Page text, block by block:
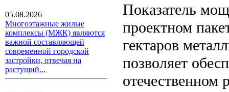
05.08.2026
Многоэтажные жилые
комплексы (МЖК) являются
важной составляющей
современной городской
застройки, отвечая на
растущий...
Показатель
проектном
гектаров
позволяет
отечественном